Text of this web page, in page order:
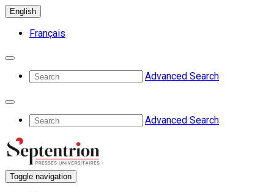
English
Français
Advanced Search
Advanced Search
Toggle navigation